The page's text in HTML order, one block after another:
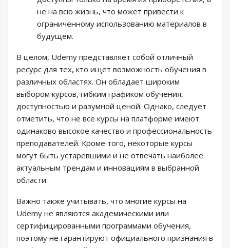
не на всю жизнь, что может привести к
ограниченному использованию материалов в
будущем.
В целом, Udemy представляет собой отличный
ресурс для тех, кто ищет возможность обучения в
различных областях. Он обладает широким
выбором курсов, гибким графиком обучения,
доступностью и разумной ценой. Однако, следует
отметить, что не все курсы на платформе имеют
одинаково высокое качество и профессиональность
преподавателей. Кроме того, некоторые курсы
могут быть устаревшими и не отвечать наиболее
актуальным трендам и инновациям в выбранной
области.
Важно также учитывать, что многие курсы на
Udemy не являются академическими или
сертифицированными программами обучения,
поэтому не гарантируют официального признания в